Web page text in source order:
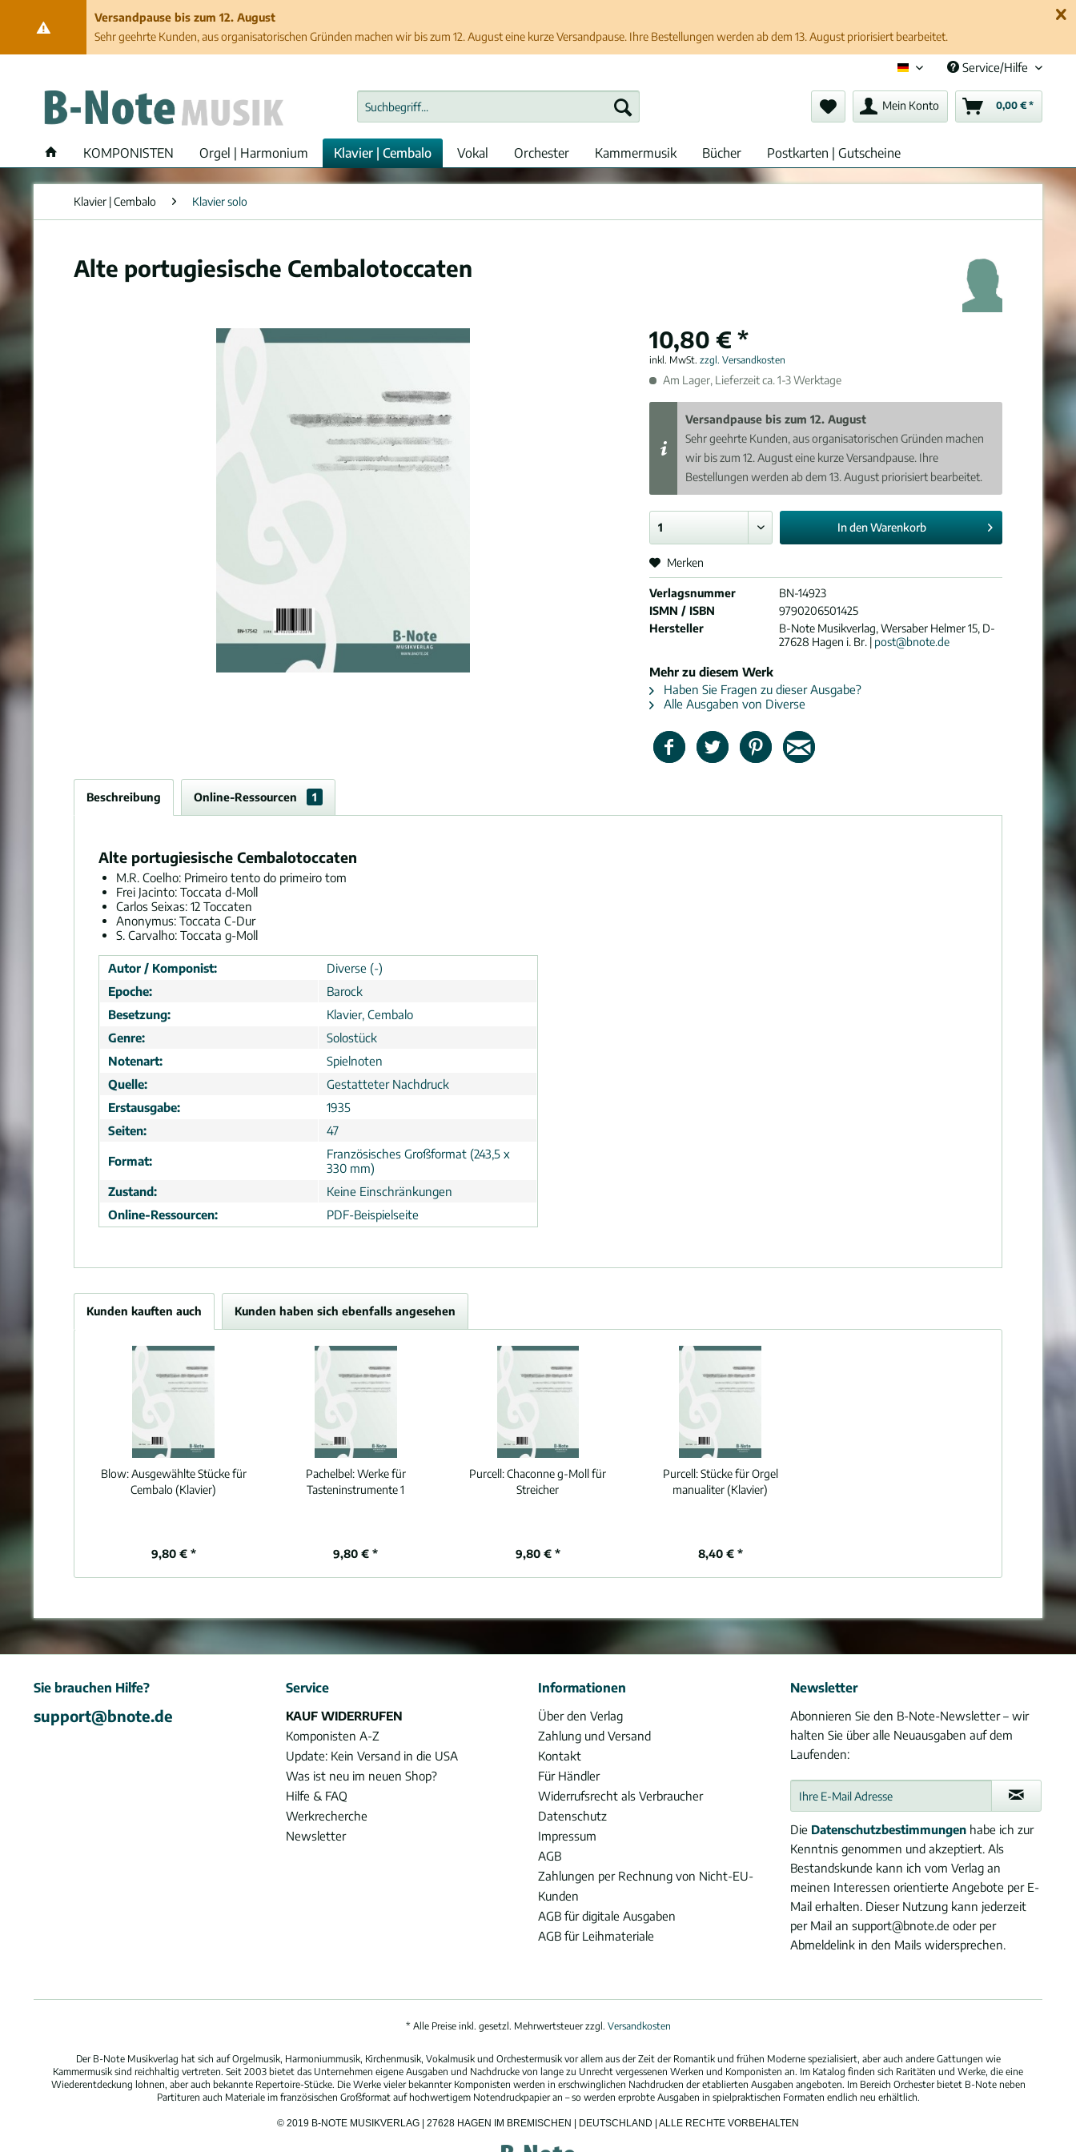
Versandpause bis zum 12. August
Sehr geehrte Kunden, aus organisatorischen Gründen machen wir bis zum 12. August eine kurze Versandpause. Ihre Bestellungen werden ab dem 13. August priorisiert bearbeitet.
Deutsch (de)
Service/Hilfe
Mein Konto 0,00 € *
KOMPONISTEN Orgel | Harmonium Klavier | Cembalo Vokal Orchester Kammermusik Bücher Postkarten | Gutscheine
Klavier | Cembalo Klavier solo
Alte portugiesische Cembalotoccaten
10,80 € *
inkl. MwSt.zzgl. Versandkosten
Am Lager, Lieferzeit ca. 1-3 Werktage
Versandpause bis zum 12. August
Sehr geehrte Kunden, aus organisatorischen Gründen machen
wir bis zum 12. August eine kurze Versandpause. Ihre
Bestellungen werden ab dem 13. August priorisiert bearbeitet.
In denWarenkorb
Merken
Verlagsnummer
BN-14923
ISMN / ISBN
9790206501425
Hersteller
B-Note Musikverlag, Wersaber Helmer 15, D-
27628 Hagen i. Br. | post@bnote.de
Mehr zu diesem Werk
Haben Sie Fragen zu dieser Ausgabe?
Alle Ausgaben von Diverse
Beschreibung Online-Ressourcen 1
Alte portugiesische Cembalotoccaten
M.R. Coelho: Primeiro tento do primeiro tom
Frei Jacinto: Toccata d-Moll
Carlos Seixas: 12 Toccaten
Anonymus: Toccata C-Dur
S. Carvalho: Toccata g-Moll
Autor / Komponist:
Diverse (-)
Epoche:
Barock
Besetzung:
Klavier, Cembalo
Genre:
Solostück
Notenart:
Spielnoten
Quelle:
Gestatteter Nachdruck
Erstausgabe:
1935
Seiten:
47
Format:
Französisches Großformat (243,5 x
330 mm)
Zustand:
Keine Einschränkungen
Online-Ressourcen:
PDF-Beispielseite
Kunden kauften auch Kunden haben sich ebenfalls angesehen
Blow:Ausgewählte Stücke für
Cembalo (Klavier)
9,80 € *
Pachelbel:Werke für
Tasteninstrumente 1
9,80 € *
Purcell:Chaconne g-Moll für
Streicher
9,80 € *
Purcell:Stücke für Orgel
manualiter (Klavier)
8,40 € *
Sie brauchen Hilfe?
support@bnote.de
Service
KAUF WIDERRUFEN
Komponisten A-Z
Update: Kein Versand in die USA
Was ist neu im neuen Shop?
Hilfe & FAQ
Werkrecherche
Newsletter
Informationen
Über den Verlag
Zahlung und Versand
Kontakt
Für Händler
Widerrufsrecht als Verbraucher
Datenschutz
Impressum
AGB
Zahlungen per Rechnung von Nicht-EU-
Kunden
AGB für digitale Ausgaben
AGB für Leihmateriale
Newsletter
Abonnieren Sie den B-Note-Newsletter – wir
halten Sie über alle Neuausgaben auf dem
Laufenden:
Die Datenschutzbestimmungen habe ich zur
Kenntnis genommen und akzeptiert. Als
Bestandskunde kann ich vom Verlag an
meinen Interessen orientierte Angebote per E-
Mail erhalten. Dieser Nutzung kann jederzeit
per Mail an support@bnote.de oder per
Abmeldelink in den Mails widersprechen.
* Alle Preise inkl. gesetzl. Mehrwertsteuer zzgl. Versandkosten
Der B-Note Musikverlag hat sich auf Orgelmusik, Harmoniummusik, Kirchenmusik, Vokalmusik und Orchestermusik vor allem aus der Zeit der Romantik und frühen Moderne spezialisiert, aber auch andere Gattungen wie
Kammermusik sind reichhaltig vertreten. Seit 2003 bietet das Unternehmen eigene Ausgaben und Nachdrucke von lange zu Unrecht vergessenen Werken und Komponisten an. Im Katalog finden sich Raritäten und Werke, die eine
Wiederentdeckung lohnen, aber auch bekannte Repertoire-Stücke. Die Werke vieler bekannter Komponisten werden in erschwinglichen Nachdrucken der etablierten Ausgaben angeboten. Im Bereich Orchester bietet B-Note neben
Partituren auch Materiale im französischen Großformat auf hochwertigem Notendruckpapier an – so werden erprobte Ausgaben in spielpraktischen Formaten endlich neu erhältlich.
© 2019 B-NOTE MUSIKVERLAG | 27628 HAGEN IM BREMISCHEN | DEUTSCHLAND | ALLE RECHTE VORBEHALTEN